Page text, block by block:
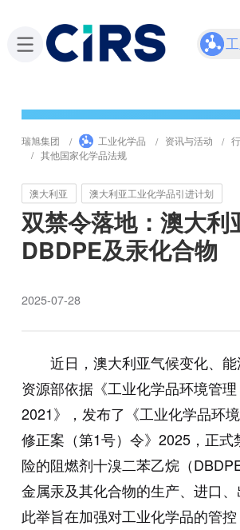
瑞旭集团 工业化学品 资讯与活动
其他国家化学品法规
澳大利亚 澳大利亚工业化学品引进计划
双禁令落地：澳大利
DBDPE及汞化合物
2025-07-28
近日，澳大利亚气候变化、
资源部依据《工业化学品环境管
2021》，发布了《工业化学品环境
修正案（第1号）令》2025，正式
险的阻燃剂十溴二苯乙烷（
金属汞及其化合物的生产、进口、
此举旨在加强对工业化学品的管